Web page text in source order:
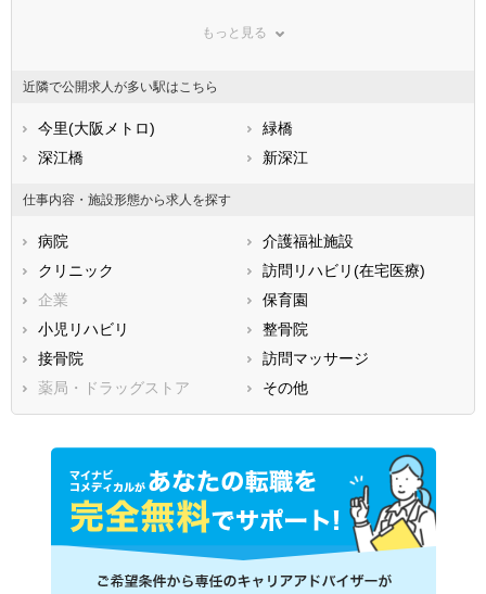
神奈川県
石川県
福井県
静岡県
滋賀県
広島県
徳島県
香川県
高知県
福岡県
熊本県
鹿児島県
もっと見る
近隣で公開求人が多い駅はこちら
今里(大阪メトロ)
緑橋
深江橋
新深江
仕事内容・施設形態から求人を探す
病院
介護福祉施設
クリニック
訪問リハビリ(在宅医療)
企業
保育園
小児リハビリ
整骨院
接骨院
訪問マッサージ
薬局・ドラッグストア
その他